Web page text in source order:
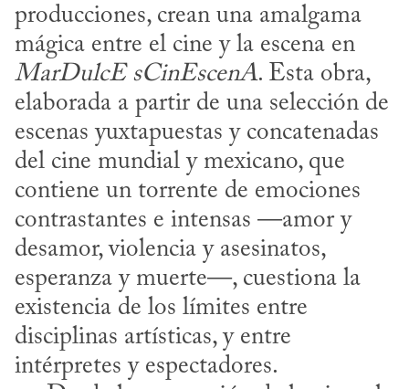
producciones, crean una amalgama
MarDulcE sCinEscenA. Esta obra,
elaborada a partir de una selección de
escenas yuxtapuestas y concatenadas
del cine mundial y mexicano, que
contiene un torrente de emociones
contrastantes e intensas —amor y
desamor, violencia y asesinatos,
esperanza y muerte—, cuestiona la
existencia de los límites entre
disciplinas artísticas, y entre
intérpretes y espectadores.